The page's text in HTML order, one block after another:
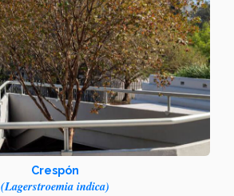
Crespón
(Lagerstroemia indica)